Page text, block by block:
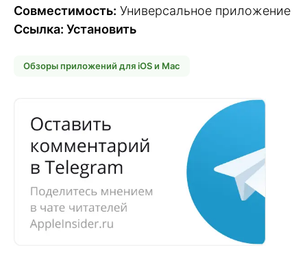
Совместимость: Универсальное приложение
Ссылка: Установить
Обзоры приложений для iOS и Mac